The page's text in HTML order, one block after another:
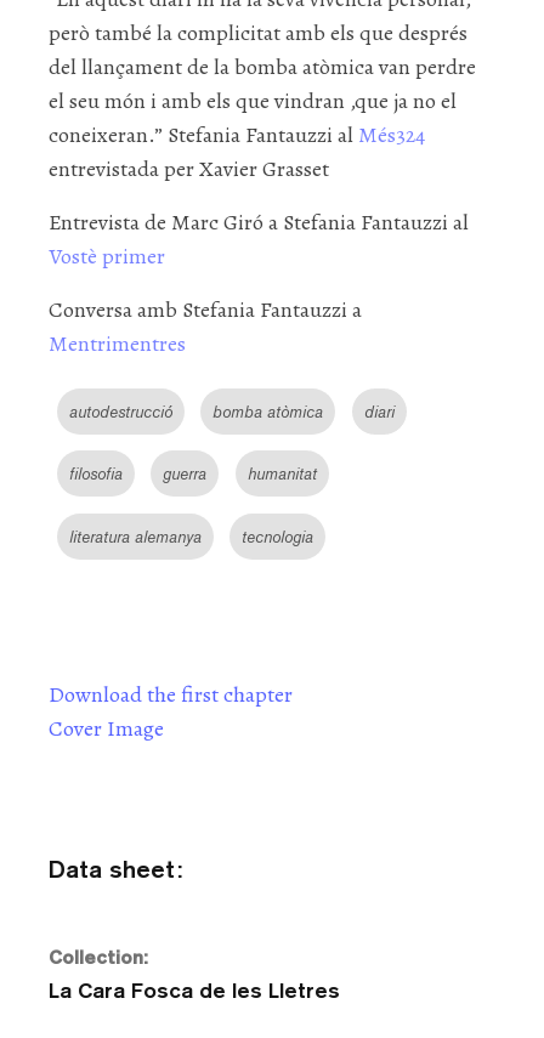
però també la complicitat amb els que després
del llançament de la bomba atòmica van perdre
el seu món i amb els que vindran ,que ja no el
coneixeran.” Stefania Fantauzzi al Més324
entrevistada per Xavier Grasset
Entrevista de Marc Giró a Stefania Fantauzzi al
Vostè primer
Conversa amb Stefania Fantauzzi a
Mentrimentres
autodestrucció bomba atòmica diari
filosofia guerra humanitat
literatura alemanya tecnologia
Download the first chapter
Cover Image
Data sheet:
Collection:
La Cara Fosca de les Lletres